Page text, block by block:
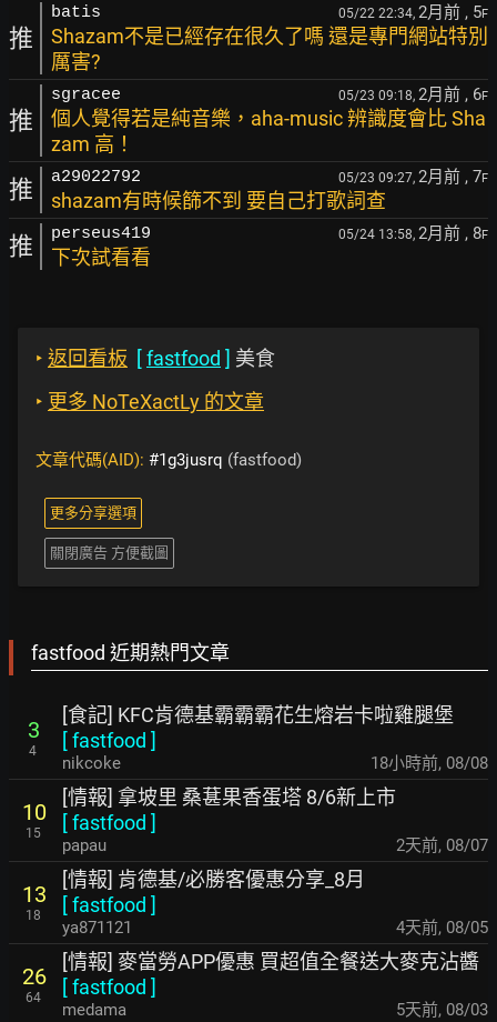
推
batis 05/22 22:34, 2月前 , 5F
Shazam不是已經存在很久了嗎 還是專門網站特別
厲害?
推
sgracee 05/23 09:18, 2月前 , 6F
個人覺得若是純音樂，aha-music 辨識度會比 Sha
zam 高！
推 a29022792 05/23 09:27, 2月前 , 7F
shazam有時候篩不到 要自己打歌詞查
推 perseus419 05/24 13:58, 2月前 , 8F
下次試看看
‣ 返回看板 [fastfood ] 美食
‣ 更多 NoTeXactLy 的文章
文章代碼(AID): #1g3jusrq (fastfood)
更多分享選項
關閉廣告 方便截圖
fastfood 近期熱門文章
3
4
[食記] KFC肯德基霸霸霸花生熔岩卡啦雞腿堡
[fastfood ]
nikcoke 18小時前, 08/08
10
15
[情報] 拿坡里 桑葚果香蛋塔 8/6新上市
[fastfood ]
papau 2天前, 08/07
13
18
[情報] 肯德基/必勝客優惠分享_8月
[fastfood ]
ya871121 4天前, 08/05
26
64
[情報] 麥當勞APP優惠 買超值全餐送大麥克沾醬
[fastfood ]
medama 5天前, 08/03